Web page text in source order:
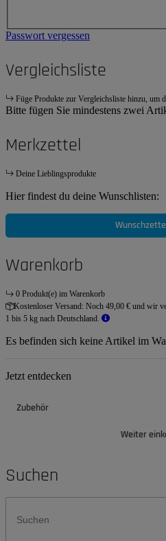
Passwort vergessen
Vergleichsliste
Füge Produkte zur Vergleichsliste hinzu, um
Bitte fügen Sie mindestens zwei
Merkzettel
Deine Lieblingsprodukte
Hier findest du deine Wunschlisten:
Warenkorb
0 Produkt(e) im Warenkorb
Kostenloser Versand: Noch 49,00 € und wir
1 bis 5 kg nach Deutschland.
Es befinden sich keine Artikel im
Jetzt entdecken
Zubehör
Weiter
Suchen